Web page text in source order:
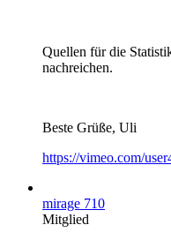
Quellen für die
nachreichen.
Beste Grüße, Uli
https://vimeo.com/
mirage 710
Mitglied